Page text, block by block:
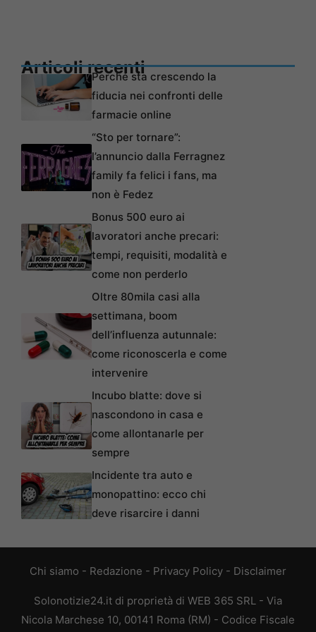
Articoli recentiPerché sta crescendo la
fiducia nei confronti delle
farmacie online
“Sto per tornare”:
l’annuncio dalla Ferragnez
family fa felici i fans, ma
non è Fedez
Bonus 500 euro ai
lavoratori anche precari:
tempi, requisiti, modalità e
come non perderlo
Oltre 80mila casi alla
settimana, boom
dell’influenza autunnale:
come riconoscerla e come
intervenire
Incubo blatte: dove si
nascondono in casa e
come allontanarle per
sempre
Incidente tra auto e
monopattino: ecco chi
deve risarcire i danni
Chi siamo - Redazione - Privacy Policy - Disclaimer
Solonotizie24.it di proprietà di WEB 365 SRL - Via
Nicola Marchese 10, 00141 Roma (RM) - Codice Fiscale